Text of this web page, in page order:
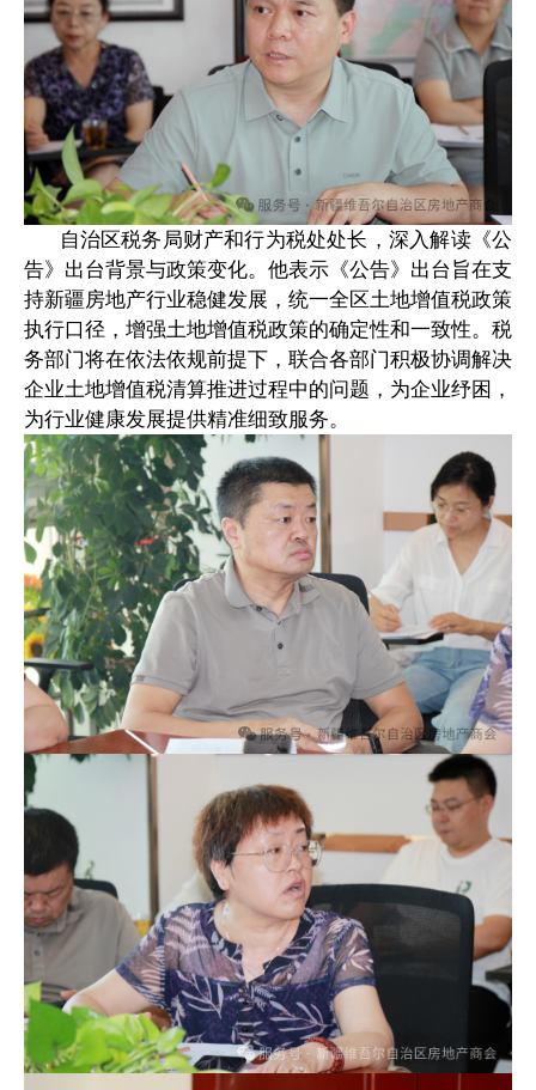
自治区税务局财产和行为税处处长，深入解读《公
告》出台背景与政策变化。他表示《公告》出台旨在支
持新疆房地产行业稳健发展，统一全区土地增值税政策
执行口径，增强土地增值税政策的确定性和一致性。税
务部门将在依法依规前提下，联合各部门积极协调解决
企业土地增值税清算推进过程中的问题，为企业纾困，
为行业健康发展提供精准细致服务。